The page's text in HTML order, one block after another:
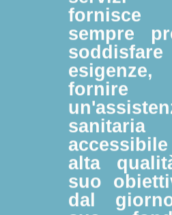
sempre
esigenze,
fornire
sanitaria
alta
suo
dal